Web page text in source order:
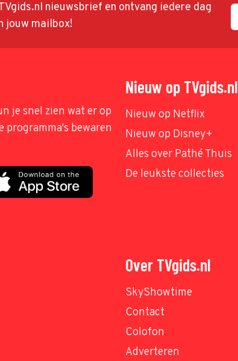
nieuwsbrief en ontvang iedere dag
jouw mailbox!
je snel zien wat er op
programma's bewaren
Nieuw op TVgids.nl
Nieuw op Netflix
Nieuw op Disney+
Alles over Pathé Thuis
De leukste collecties
Over TVgids.nl
SkyShowtime
Contact
Colofon
Adverteren